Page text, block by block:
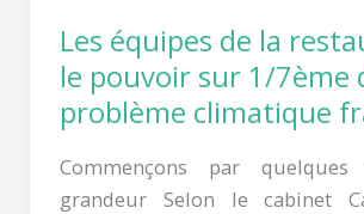
Les équipes de la
le pouvoir sur 1/7ème
problème climatique
Commençons par
grandeur Selon le cabinet
du
problème
climatique